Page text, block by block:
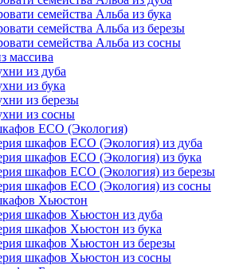
семейства Альба из бука
семейства Альба из березы
семейства Альба из сосны
массива
из дуба
из бука
из березы
из сосны
ECO (Экология)
шкафов ECO (Экология) из дуба
шкафов ECO (Экология) из бука
шкафов ECO (Экология) из березы
шкафов ECO (Экология) из сосны
Хьюстон
шкафов Хьюстон из дуба
шкафов Хьюстон из бука
шкафов Хьюстон из березы
шкафов Хьюстон из сосны